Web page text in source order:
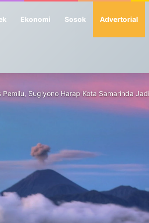
Ekonomi Sosok Advertorial
Sugiyono Harap Kota Samarinda